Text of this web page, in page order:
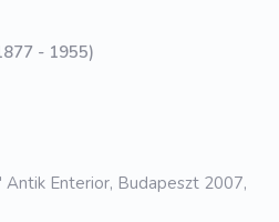
- 1955)
Enterior, Budapeszt 2007,